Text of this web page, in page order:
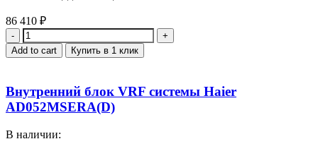
86 410 ₽
Quantity
Add to cart Купить в 1 клик
Внутренний блок VRF системы Haier
AD052MSERA(D)
В наличии: